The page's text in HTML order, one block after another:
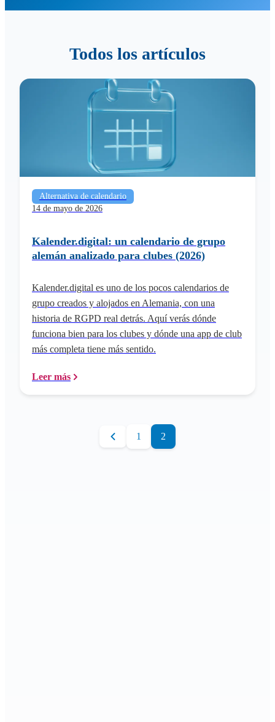
Todos los artículos
Alternativa de calendario
14 de mayo de 2026
Kalender.digital: un calendario de grupo
alemán analizado para clubes (2026)
Kalender.digital es uno de los pocos calendarios de
grupo creados y alojados en Alemania, con una
historia de RGPD real detrás. Aquí verás dónde
funciona bien para los clubes y dónde una app de club
más completa tiene más sentido.
Leer más
1 2